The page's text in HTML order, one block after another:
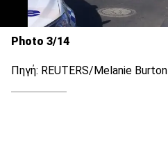
Photo 3/14
Πηγή: REUTERS/Melanie Burton